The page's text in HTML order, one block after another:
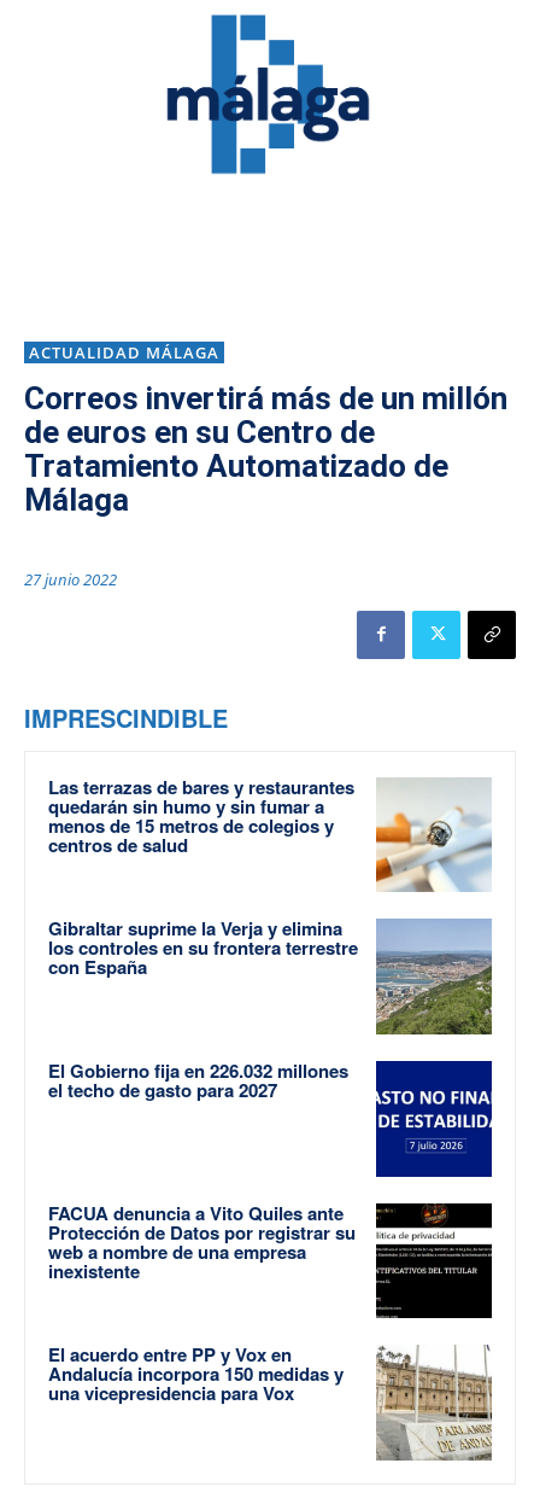
ACTUALIDAD MÁLAGA
Correos invertirá más de un millón
de euros en su Centro de
Tratamiento Automatizado de
Málaga
27 junio 2022
IMPRESCINDIBLE
Las terrazas de bares y restaurantes
quedarán sin humo y sin fumar a
menos de 15 metros de colegios y
centros de salud
Gibraltar suprime la Verja y elimina
los controles en su frontera terrestre
con España
El Gobierno fija en 226.032 millones
el techo de gasto para 2027
FACUA denuncia a Vito Quiles ante
Protección de Datos por registrar su
web a nombre de una empresa
inexistente
El acuerdo entre PP y Vox en
Andalucía incorpora 150 medidas y
una vicepresidencia para Vox